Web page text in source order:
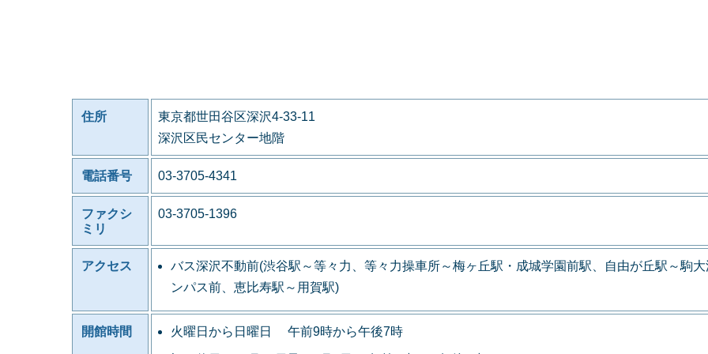
住所
東京都世田谷区深沢4-33-11
深沢区民センター地階
電話番号 03-3705-4341
ファクシ
ミリ
03-3705-1396
アクセス
バス深沢不動前(渋谷駅～等々力、等々力操車所～梅ヶ丘駅・成城学園前駅、自由が丘駅～駒
ンパス前、恵比寿駅～用賀駅)
開館時間 火曜日から日曜日 午前9時から午後7時